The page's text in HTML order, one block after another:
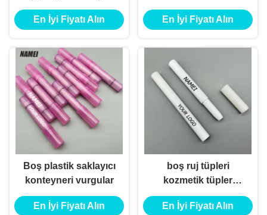
tüp
En İyi Fiyatı Alın
En İyi Fiyatı Alın
Boş plastik saklayıcı
konteyneri vurgular
En İyi Fiyatı Alın
boş ruj tüpleri
kozmetik tüpler
ambalaj tasarım ruj
tüpleri göz gölgesi
En İyi Fiyatı Alın